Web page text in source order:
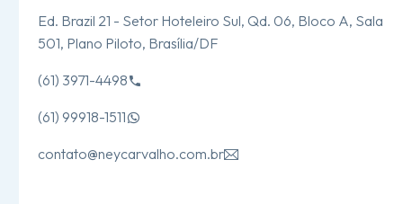
Ed. Brazil 21 - Setor Hoteleiro Sul, Qd. 06, Bloco A, Sala
501, Plano Piloto, Brasília/DF

(61) 3971-4498

(61) 99918-1511

contato@neycarvalho.com.br